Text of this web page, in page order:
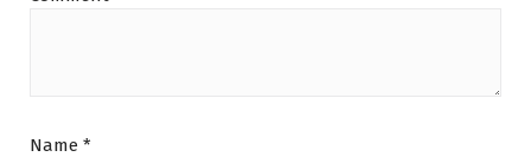
Name *